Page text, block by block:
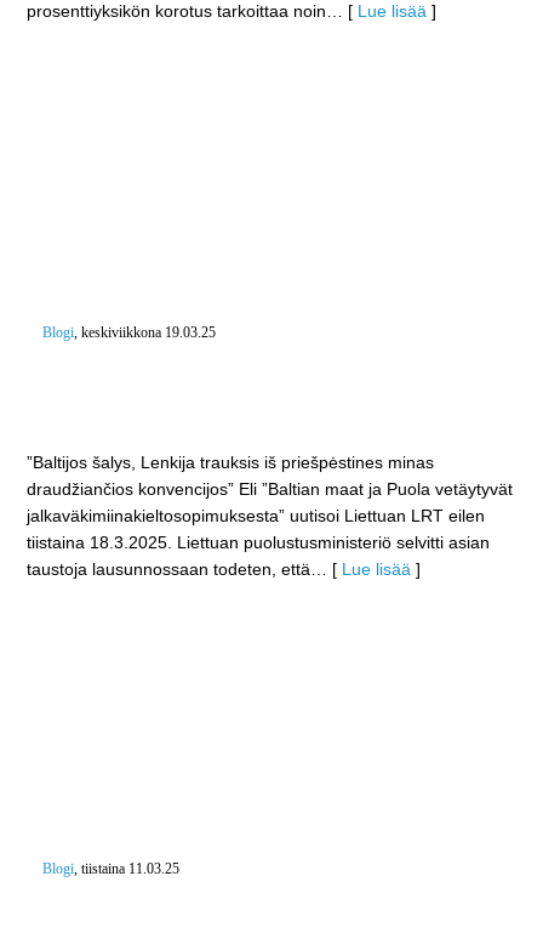
prosenttiyksikön korotus tarkoittaa noin … [ Lue lisää ]
Blogi, keskiviikkona 19.03.25
”Baltijos šalys, Lenkija trauksis iš priešpėstines minas
draudžiančios konvencijos” Eli ”Baltian maat ja Puola vetäytyvät
jalkaväkimiinakieltosopimuksesta” uutisoi Liettuan LRT eilen
tiistaina 18.3.2025. Liettuan puolustusministeriö selvitti asian
taustoja lausunnossaan todeten, että … [ Lue lisää ]
Blogi, tiistaina 11.03.25